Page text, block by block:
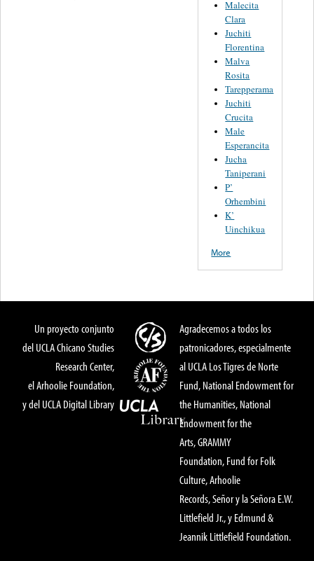
Malecita
Clara
Juchiti
Florentina
Malva
Rosita
Tarepperama
Juchiti
Crucita
Male
Esperancita
Jucha
Taniperani
P’
Orhembini
K’
Uinchikua
More
Un proyecto conjunto
del UCLA Chicano Studies
Research Center,
el Arhoolie Foundation,
y del UCLA Digital Library
Agradecemos a todos los
patronicadores, especialmente
al UCLA Los Tigres de Norte
Fund, National Endowment for
the Humanities, National
Endowment for the
Arts, GRAMMY
Foundation, Fund for Folk
Culture, Arhoolie
Records, Señor y la Señora E.W.
Littlefield Jr., y Edmund &
Jeannik Littlefield Foundation.